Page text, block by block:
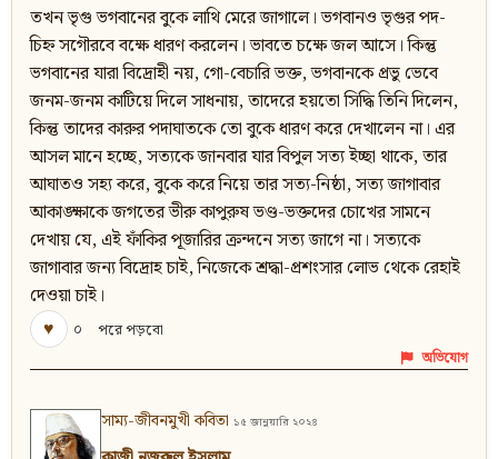
তখন ভৃগু ভগবানের বুকে লাথি মেরে জাগালে। ভগবানও ভৃগুর পদ-
চিহ্ন সগৌরবে বক্ষে ধারণ করলেন। ভাবতে চক্ষে জল আসে। কিন্তু
ভগবানের যারা বিদ্রোহী নয়, গো-বেচারি ভক্ত, ভগবানকে প্রভু ভেবে
জনম-জনম কাটিয়ে দিলে সাধনায়, তাদেরে হয়তো সিদ্ধি তিনি দিলেন,
কিন্তু তাদের কারুর পদাঘাতকে তো বুকে ধারণ করে দেখালেন না। এর
আসল মানে হচ্ছে, সত্যকে জানবার যার বিপুল সত্য ইচ্ছা থাকে, তার
আঘাতও সহ্য করে, বুকে করে নিয়ে তার সত্য-নিষ্ঠা, সত্য জাগাবার
আকাঙ্ক্ষাকে জগতের ভীরু কাপুরুষ ভণ্ড-ভক্তদের চোখের সামনে
দেখায় যে, এই ফাঁকির পূজারির ক্রন্দনে সত্য জাগে না। সত্যকে
জাগাবার জন্য বিদ্রোহ চাই, নিজেকে শ্রদ্ধা-প্রশংসার লোভ থেকে রেহাই
দেওয়া চাই।
♥
০ পরে পড়বো
অভিযোগ
সাম্য-জীবনমুখী কবিতা ১৫ জানুয়ারি ২০২৪